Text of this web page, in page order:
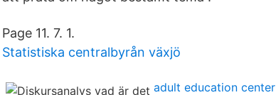
Page 11. 7. 1.
Statistiska centralbyrån växjö
adult education center